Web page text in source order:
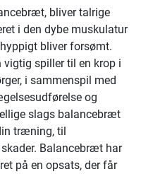
bliver talrige
i den dybe muskulatur
bliver forsømt.
spiller til en krop i
i sammenspil med
og
slags balancebræt
træning, til
Balancebræt har
på en opsats, der får